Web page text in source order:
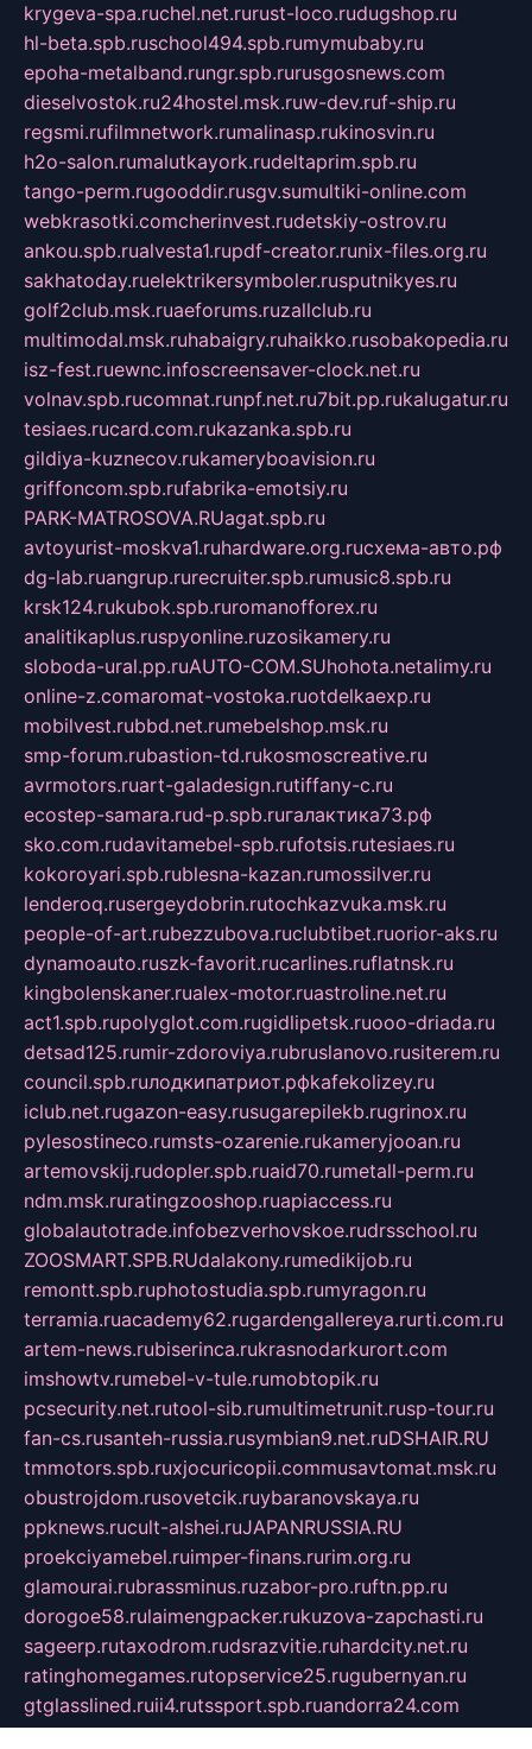
krygeva-spa.ruchel.net.rurust-loco.rudugshop.ru
hl-beta.spb.ruschool494.spb.rumymubaby.ru
epoha-metalband.rungr.spb.rurusgosnews.com
dieselvostok.ru24hostel.msk.ruw-dev.ruf-ship.ru
regsmi.rufilmnetwork.rumalinasp.rukinosvin.ru
h2o-salon.rumalutkayork.rudeltaprim.spb.ru
tango-perm.rugooddir.rusgv.sumultiki-online.com
webkrasotki.comcherinvest.rudetskiy-ostrov.ru
ankou.spb.rualvesta1.rupdf-creator.runix-files.org.ru
sakhatoday.ruelektrikersymboler.rusputnikyes.ru
golf2club.msk.ruaeforums.ruzallclub.ru
multimodal.msk.ruhabaigry.ruhaikko.rusobakopedia.ru
isz-fest.ruewnc.infoscreensaver-clock.net.ru
volnav.spb.rucomnat.runpf.net.ru7bit.pp.rukalugatur.ru
tesiaes.rucard.com.rukazanka.spb.ru
gildiya-kuznecov.rukameryboavision.ru
griffoncom.spb.rufabrika-emotsiy.ru
PARK-MATROSOVA.RUagat.spb.ru
avtoyurist-moskva1.ruhardware.org.ruсхема-авто.рф
dg-lab.ruangrup.rurecruiter.spb.rumusic8.spb.ru
krsk124.rukubok.spb.ruromanofforex.ru
analitikaplus.ruspyonline.ruzosikamery.ru
sloboda-ural.pp.ruAUTO-COM.SUhohota.netalimy.ru
online-z.comaromat-vostoka.ruotdelkaexp.ru
mobilvest.rubbd.net.rumebelshop.msk.ru
smp-forum.rubastion-td.rukosmoscreative.ru
avrmotors.ruart-galadesign.rutiffany-c.ru
ecostep-samara.rud-p.spb.ruгалактика73.рф
sko.com.rudavitamebel-spb.rufotsis.rutesiaes.ru
kokoroyari.spb.rublesna-kazan.rumossilver.ru
lenderoq.rusergeydobrin.rutochkazvuka.msk.ru
people-of-art.rubezzubova.ruclubtibet.ruorior-aks.ru
dynamoauto.ruszk-favorit.rucarlines.ruflatnsk.ru
kingbolenskaner.rualex-motor.ruastroline.net.ru
act1.spb.rupolyglot.com.rugidlipetsk.ruooo-driada.ru
detsad125.rumir-zdoroviya.rubruslanovo.rusiterem.ru
council.spb.ruлодкипатриот.рфkafekolizey.ru
iclub.net.rugazon-easy.rusugarepilekb.rugrinox.ru
pylesostineco.rumsts-ozarenie.rukameryjooan.ru
artemovskij.rudopler.spb.ruaid70.rumetall-perm.ru
ndm.msk.ruratingzooshop.ruapiaccess.ru
globalautotrade.infobezverhovskoe.rudrsschool.ru
ZOOSMART.SPB.RUdalakony.rumedikijob.ru
remontt.spb.ruphotostudia.spb.rumyragon.ru
terramia.ruacademy62.rugardengallereya.rurti.com.ru
artem-news.rubiserinca.rukrasnodarkurort.com
imshowtv.rumebel-v-tule.rumobtopik.ru
pcsecurity.net.rutool-sib.rumultimetrunit.rusp-tour.ru
fan-cs.rusanteh-russia.rusymbian9.net.ruDSHAIR.RU
tmmotors.spb.ruxjocuricopii.commusavtomat.msk.ru
obustrojdom.rusovetcik.ruybaranovskaya.ru
ppknews.rucult-alshei.ruJAPANRUSSIA.RU
proekciyamebel.ruimper-finans.rurim.org.ru
glamourai.rubrassminus.ruzabor-pro.ruftn.pp.ru
dorogoe58.rulaimengpacker.rukuzova-zapchasti.ru
sageerp.rutaxodrom.rudsrazvitie.ruhardcity.net.ru
ratinghomegames.rutopservice25.rugubernyan.ru
gtglasslined.ruii4.rutssport.spb.ruandorra24.com
blackwallstreet.ruoboimos.ruoptim-doors.com.ru